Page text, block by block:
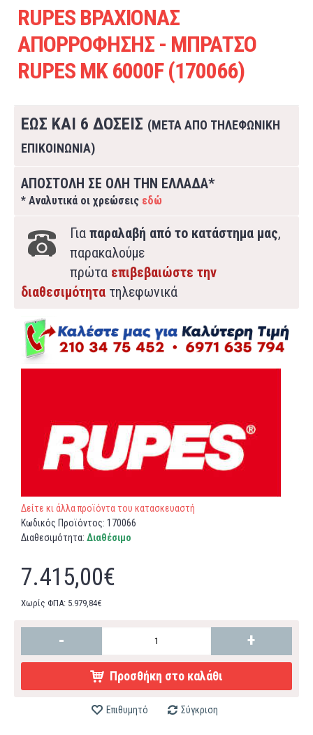
RUPES ΒΡΑΧΙΟΝΑΣ
ΑΠΟΡΡΟΦΗΣΗΣ - ΜΠΡΑΤΣΟ
RUPES MK 6000F (170066)
ΕΩΣ ΚΑΙ 6 ΔΟΣΕΙΣ (ΜΕΤΑ ΑΠΟ ΤΗΛΕΦΩΝΙΚΗ
ΕΠΙΚΟΙΝΩΝΙΑ)
ΑΠΟΣΤΟΛΗ ΣΕ ΟΛΗ ΤΗΝ ΕΛΛΑΔΑ*
* Αναλυτικά οι χρεώσεις εδώ
Για παραλαβή από το κατάστημα μας,
παρακαλούμε
πρώτα επιβεβαιώστε την
διαθεσιμότητα τηλεφωνικά
Δείτε κι άλλα προϊόντα του κατασκευαστή
Κωδικός Προϊόντος: 170066
Διαθεσιμότητα: Διαθέσιμο
7.415,00€
Χωρίς ΦΠΑ: 5.979,84€
- +
Προσθήκη στο καλάθι
Επιθυμητό Σύγκριση